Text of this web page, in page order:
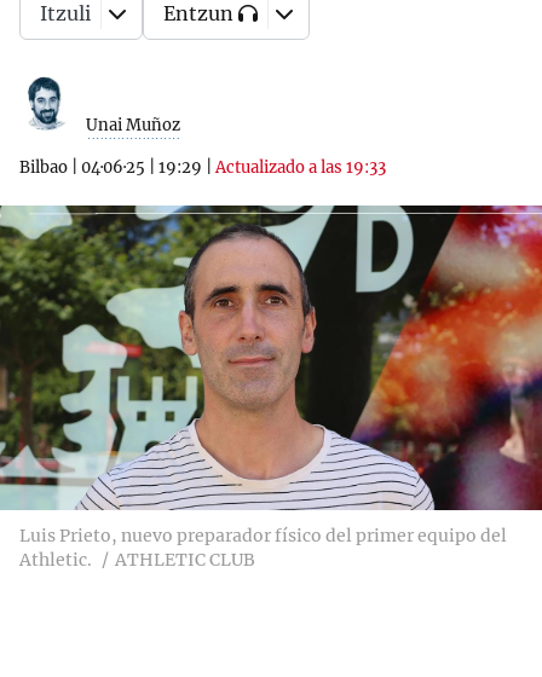
Unai Muñoz
Bilbao 04·06·25 19:29 |Actualizado a las 19:33
Itzuli Entzun
Luis Prieto, nuevo preparador físico del primer equipo del
Athletic.
ATHLETIC CLUB